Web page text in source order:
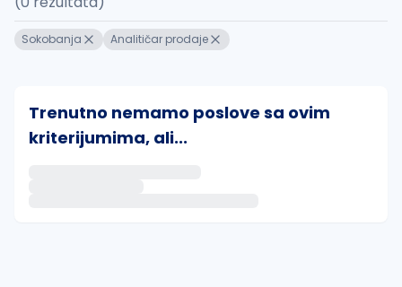
Sokobanja Analitičar prodaje
Trenutno nemamo poslove sa ovim
kriterijumima, ali...